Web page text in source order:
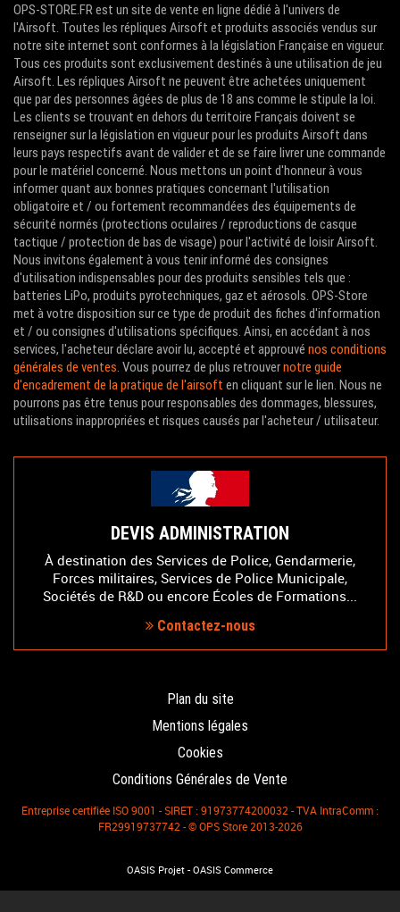
OPS-STORE.FR est un site de vente en ligne dédié à l'univers de
l'Airsoft. Toutes les répliques Airsoft et produits associés vendus sur
notre site internet sont conformes à la législation Française en vigueur.
Tous ces produits sont exclusivement destinés à une utilisation de jeu
Airsoft. Les répliques Airsoft ne peuvent être achetées uniquement
que par des personnes âgées de plus de 18 ans comme le stipule la loi.
Les clients se trouvant en dehors du territoire Français doivent se
renseigner sur la législation en vigueur pour les produits Airsoft dans
leurs pays respectifs avant de valider et de se faire livrer une commande
pour le matériel concerné. Nous mettons un point d'honneur à vous
informer quant aux bonnes pratiques concernant l'utilisation
obligatoire et / ou fortement recommandées des équipements de
sécurité normés (protections oculaires / reproductions de casque
tactique / protection de bas de visage) pour l'activité de loisir Airsoft.
Nous invitons également à vous tenir informé des consignes
d'utilisation indispensables pour des produits sensibles tels que :
batteries LiPo, produits pyrotechniques, gaz et aérosols. OPS-Store
met à votre disposition sur ce type de produit des fiches d'information
et / ou consignes d'utilisations spécifiques. Ainsi, en accédant à nos
services, l'acheteur déclare avoir lu, accepté et approuvé nos conditions
générales de ventes . Vous pourrez de plus retrouvernotre guide
d'encadrement de la pratique de l'airsoft en cliquant sur le lien. Nous ne
pourrons pas être tenus pour responsables des dommages, blessures,
utilisations inappropriées et risques causés par l'acheteur / utilisateur.
DEVIS ADMINISTRATION
À destination des Services de Police, Gendarmerie,
Forces militaires, Services de Police Municipale,
Sociétés de R&D ou encore Écoles de Formations...
Contactez-nous
Plan du site
Mentions légales
Cookies
Conditions Générales de Vente
Entreprise certifiée ISO 9001 - SIRET : 91973774200032 - TVA IntraComm :
FR29919737742 - © OPS Store 2013-2026
OASIS Projet - OASIS Commerce